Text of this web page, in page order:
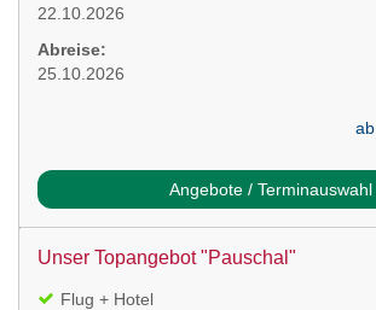
22.10.2026
Abreise:
25.10.2026
ab
Angebote / Terminauswahl
Unser Topangebot "Pauschal"
Flug + Hotel